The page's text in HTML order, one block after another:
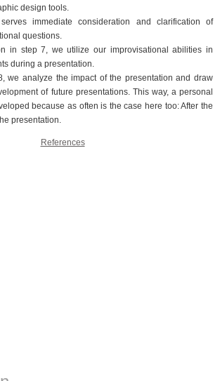
design tools.
immediate consideration and clarification of
questions.
in step 7, we utilize our improvisational abilities in
during a presentation.
we analyze the impact of the presentation and draw
of future presentations. This way, a personal
because as often is the case here too: After the
presentation.
References